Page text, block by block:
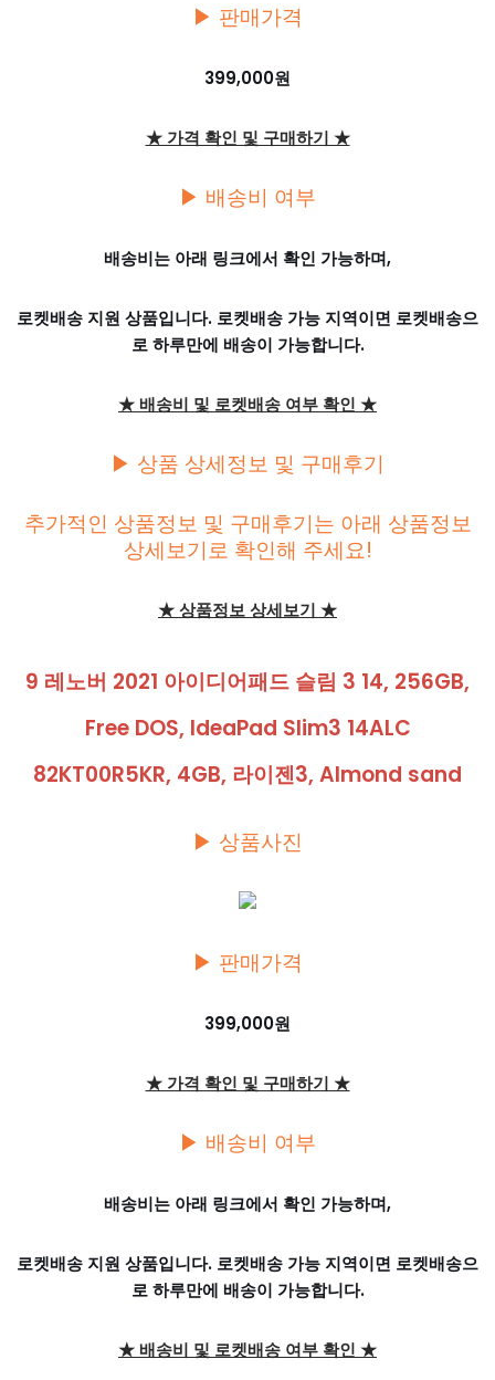
▶ 판매가격
399,000원
★ 가격 확인 및 구매하기 ★
▶ 배송비 여부
배송비는 아래 링크에서 확인 가능하며,
로켓배송 지원 상품입니다. 로켓배송 가능 지역이면 로켓배송으
로 하루만에 배송이 가능합니다.
★ 배송비 및 로켓배송 여부 확인 ★
▶ 상품 상세정보 및 구매후기
추가적인 상품정보 및 구매후기는 아래 상품정보
상세보기로 확인해 주세요!
★ 상품정보 상세보기 ★
9 레노버 2021 아이디어패드 슬림 3 14, 256GB,
Free DOS, IdeaPad Slim3 14ALC
82KT00R5KR, 4GB, 라이젠3, Almond sand
▶ 상품사진
▶ 판매가격
399,000원
★ 가격 확인 및 구매하기 ★
▶ 배송비 여부
배송비는 아래 링크에서 확인 가능하며,
로켓배송 지원 상품입니다. 로켓배송 가능 지역이면 로켓배송으
로 하루만에 배송이 가능합니다.
★ 배송비 및 로켓배송 여부 확인 ★